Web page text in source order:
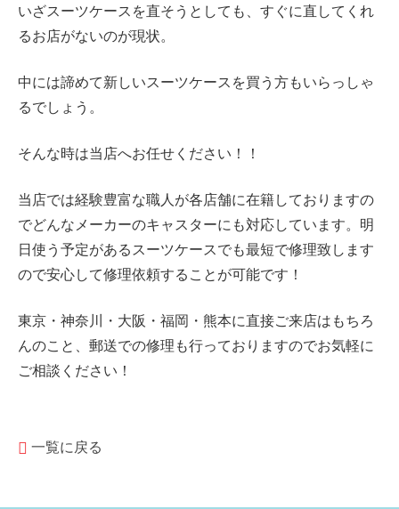
いざスーツケースを直そうとしても、すぐに直してくれ
るお店がないのが現状。
中には諦めて新しいスーツケースを買う方もいらっしゃ
るでしょう。
そんな時は当店へお任せください！！
当店では経験豊富な職人が各店舗に在籍しておりますの
でどんなメーカーのキャスターにも対応しています。明
日使う予定があるスーツケースでも最短で修理致します
ので安心して修理依頼することが可能です！
東京・神奈川・大阪・福岡・熊本に直接ご来店はもちろ
んのこと、郵送での修理も行っておりますのでお気軽に
ご相談ください！
一覧に戻る